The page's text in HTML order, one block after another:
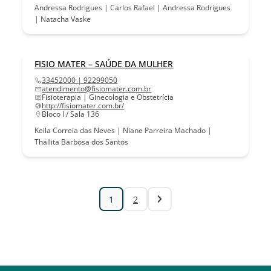
Andressa Rodrigues | Carlos Rafael | Andressa Rodrigues
| Natacha Vaske
FISIO MATER – SAÚDE DA MULHER
33452000 | 92299050
atendimento@fisiomater.com.br
Fisioterapia | Ginecologia e Obstetrícia
http://fisiomater.com.br/
Bloco I / Sala 136
Keila Correia das Neves | Niane Parreira Machado |
Thallita Barbosa dos Santos
1 2